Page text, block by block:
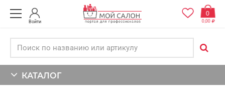
Войти
0
0,00
КАТАЛОГ